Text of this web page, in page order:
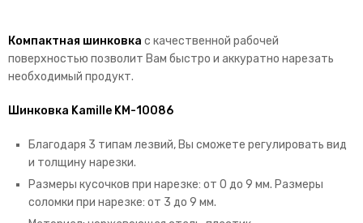
Компактная шинковка с качественной рабочей
поверхностью позволит Вам быстро и аккуратно нарезать
необходимый продукт.
Шинковка Kamille KM-10086
Благодаря 3 типам лезвий, Вы сможете регулировать вид
и толщину нарезки.
Размеры кусочков при нарезке: от 0 до 9 мм. Размеры
соломки при нарезке: от 3 до 9 мм.